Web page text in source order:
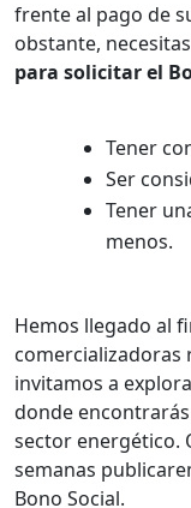
frente al pago de
obstante,
para solicitar el
Tener
Ser
Tener
menos.
Hemos llegado al
comercializadoras
invitamos a
donde
sector energético.
semanas
Bono Social.